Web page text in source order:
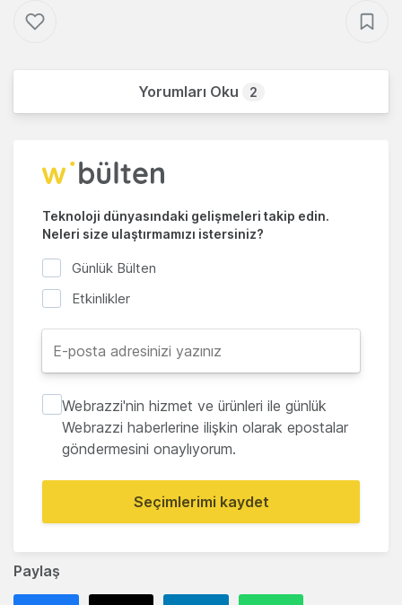
Paylaş
Yorumları Oku 2
Teknoloji dünyasındaki gelişmeleri takip edin.
Neleri size ulaştırmamızı istersiniz?
Günlük Bülten
Etkinlikler
Webrazzi'nin hizmet ve ürünleri ile günlük
Webrazzi haberlerine ilişkin olarak epostalar
göndermesini onaylıyorum.
Seçimlerimi kaydet